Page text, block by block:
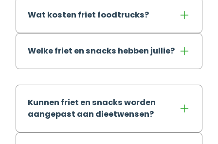
Wat kosten friet foodtrucks?
Welke friet en snacks hebben jullie?
Kunnen friet en snacks worden
aangepast aan dieetwensen?